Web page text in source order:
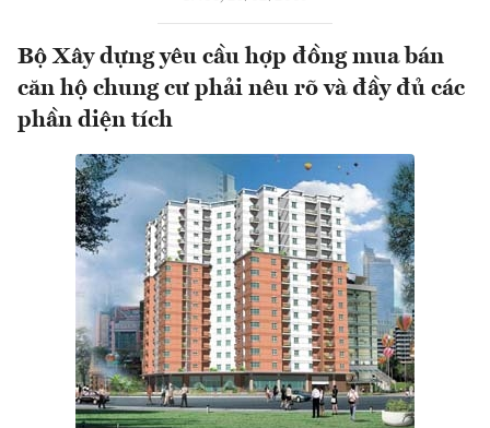
Bộ Xây dựng yêu cầu hợp đồng mua bán
căn hộ chung cư phải nêu rõ và đầy đủ các
phần diện tích